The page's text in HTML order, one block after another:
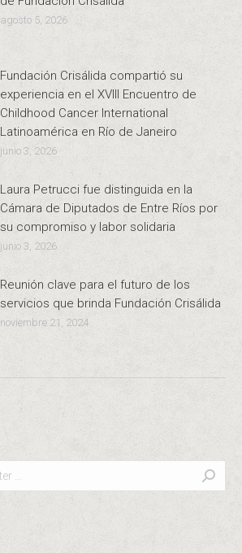
agosto 5, 2026
Fundación Crisálida compartió su
experiencia en el XVIII Encuentro de
Childhood Cancer International
Latinoamérica en Río de Janeiro
junio 3, 2026
Laura Petrucci fue distinguida en la
Cámara de Diputados de Entre Ríos por
su compromiso y labor solidaria
junio 3, 2026
Reunión clave para el futuro de los
servicios que brinda Fundación Crisálida
noviembre 21, 2024